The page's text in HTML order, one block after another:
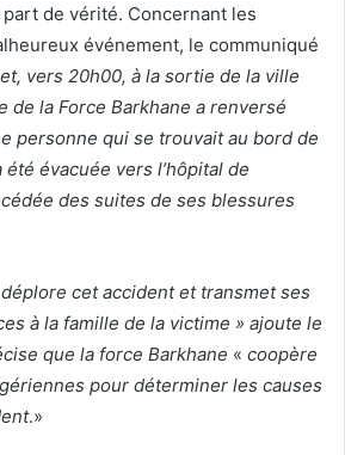
de vérité. Concernant les
événement, le communiqué
vers 20h00, à la sortie de la ville
de la Force Barkhane a renversé
personne qui se trouvait au bord de
été évacuée vers l’hôpital de
des suites de ses blessures
cet accident et transmet ses
à la famille de la victime » ajoute le
que la force Barkhane « coopère
pour déterminer les causes
.»